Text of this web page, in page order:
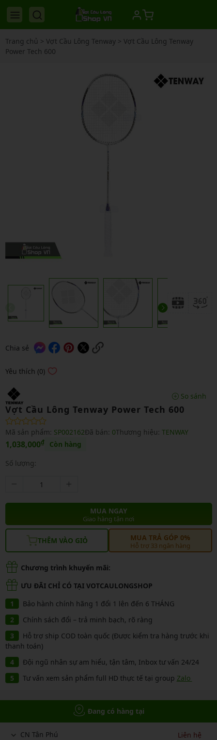
Trang chủ > Vợt Cầu Lông Tenway> Vợt Cầu Lông Tenway
Power Tech 600
Chia sẻ
Yêu thích (0)
So sánh
Vợt Cầu Lông Tenway Power Tech 600
Mã sản phẩm: SP002162Đã bán: 0Thương hiệu: TENWAY
1,038,000₫ Còn hàng
Số lượng:
MUA NGAY
Giao hàng tận nơi
THÊM VÀO GIỎ MUA TRẢ GÓP 0%
Hỗ trợ 33 ngân hàng
Chương trình khuyến mãi:
ƯU ĐÃI CHỈ CÓ TẠI VOTCAULONGSHOP
Bảo hành chính hãng 1 đổi 1 lên đến 6 THÁNG
Chính sách đổi – trả minh bạch, rõ ràng
Hỗ trợ ship COD toàn quốc (Được kiểm tra hàng trước khi
thanh toán)
Đội ngũ nhân sự am hiểu, tận tâm, Inbox tư vấn 24/24
Tư vấn xem sản phẩm full HD thực tế tại group Zalo
Đang có hàng tại
CN Tân Phú Liên hệ